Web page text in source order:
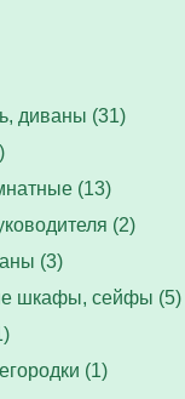
диваны (31)
(13)
(2)
(3)
шкафы, сейфы (5)
(1)